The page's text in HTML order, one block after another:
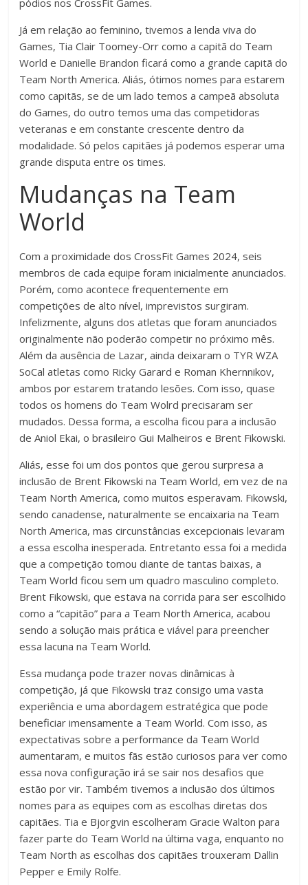
pódios nos CrossFit Games.
Já em relação ao feminino, tivemos a lenda viva do
Games, Tia Clair Toomey-Orr como a capitã do Team
World e Danielle Brandon ficará como a grande capitã do
Team North America. Aliás, ótimos nomes para estarem
como capitãs, se de um lado temos a campeã absoluta
do Games, do outro temos uma das competidoras
veteranas e em constante crescente dentro da
modalidade. Só pelos capitães já podemos esperar uma
grande disputa entre os times.
Mudanças na Team
World
Com a proximidade dos CrossFit Games 2024, seis
membros de cada equipe foram inicialmente anunciados.
Porém, como acontece frequentemente em
competições de alto nível, imprevistos surgiram.
Infelizmente, alguns dos atletas que foram anunciados
originalmente não poderão competir no próximo mês.
Além da ausência de Lazar, ainda deixaram o TYR WZA
SoCal atletas como Ricky Garard e Roman Khernnikov,
ambos por estarem tratando lesões. Com isso, quase
todos os homens do Team Wolrd precisaram ser
mudados. Dessa forma, a escolha ficou para a inclusão
de Aniol Ekai, o brasileiro Gui Malheiros e Brent Fikowski.
Aliás, esse foi um dos pontos que gerou surpresa a
inclusão de Brent Fikowski na Team World, em vez de na
Team North America, como muitos esperavam. Fikowski,
sendo canadense, naturalmente se encaixaria na Team
North America, mas circunstâncias excepcionais levaram
a essa escolha inesperada. Entretanto essa foi a medida
que a competição tomou diante de tantas baixas, a
Team World ficou sem um quadro masculino completo.
Brent Fikowski, que estava na corrida para ser escolhido
como a “capitão” para a Team North America, acabou
sendo a solução mais prática e viável para preencher
essa lacuna na Team World.
Essa mudança pode trazer novas dinâmicas à
competição, já que Fikowski traz consigo uma vasta
experiência e uma abordagem estratégica que pode
beneficiar imensamente a Team World. Com isso, as
expectativas sobre a performance da Team World
aumentaram, e muitos fãs estão curiosos para ver como
essa nova configuração irá se sair nos desafios que
estão por vir. Também tivemos a inclusão dos últimos
nomes para as equipes com as escolhas diretas dos
capitães. Tia e Bjorgvin escolheram Gracie Walton para
fazer parte do Team World na última vaga, enquanto no
Team North as escolhas dos capitães trouxeram Dallin
Pepper e Emily Rolfe.